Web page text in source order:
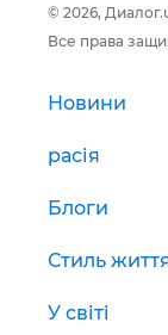
© 2026,
Все права
Новини
расія
Блоги
Стиль
У світі